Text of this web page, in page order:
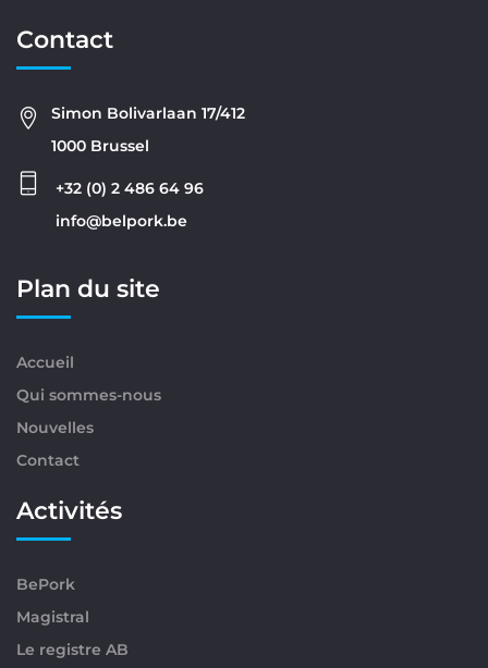
Contact
Simon Bolivarlaan 17/412
1000 Brussel
+32 (0) 2 486 64 96
info@belpork.be
Plan du site
Accueil
Qui sommes-nous
Nouvelles
Contact
Activités
BePork
Magistral
Le registre AB